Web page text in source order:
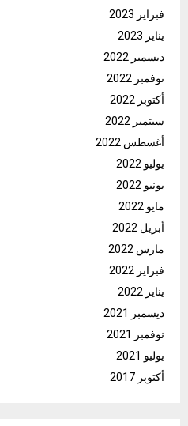
فبراير 2023
يناير 2023
ديسمبر 2022
نوفمبر 2022
أكتوبر 2022
سبتمبر 2022
أغسطس 2022
يوليو 2022
يونيو 2022
مايو 2022
أبريل 2022
مارس 2022
فبراير 2022
يناير 2022
ديسمبر 2021
نوفمبر 2021
يوليو 2021
أكتوبر 2017